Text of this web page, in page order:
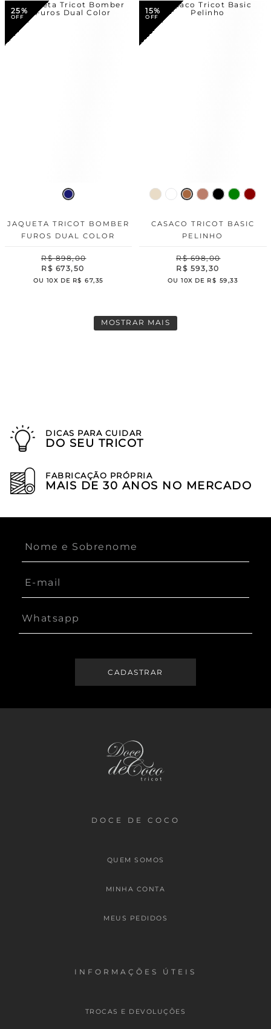
25%
JAQUETA TRICOT BOMBER
FUROS DUAL COLOR
R$ 898,00
R$ 673,50
OU 10X DE R$ 67,35
15%
CASACO TRICOT BASIC
PELINHO
R$ 698,00
R$ 593,30
OU10X DE R$ 59 ,33
MOSTRAR MAIS
DICAS PARA CUIDAR
DO SEU TRICOT
FABRICAÇÃO PRÓPRIA
MAIS DE 30 ANOS NO MERCADO
DOCE DE COCO
QUEM SOMOS
MINHA CONTA
MEUS PEDIDOS
INFORMAÇÕES ÚTEIS
TROCAS E DEVOLUÇÕES